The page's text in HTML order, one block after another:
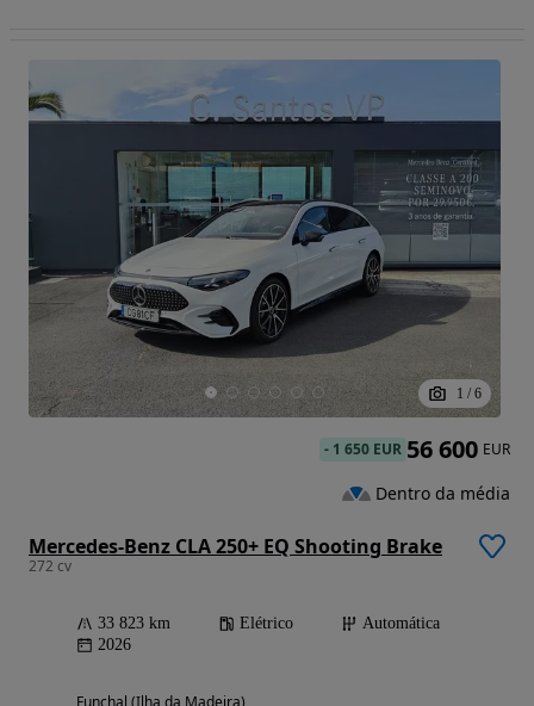
1 / 6
Mercedes-Benz CLA 250+ EQ Shooting Brake
272 cv
33 823 km Elétrico
Automática
2026
- 1 650 EUR 56 600 EUR
Dentro da média